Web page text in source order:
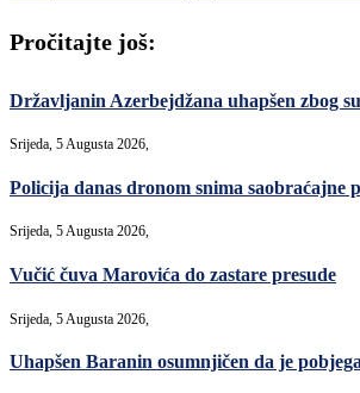
Pročitajte još:
Državljanin Azerbejdžana uhapšen zbog
Srijeda, 5 Augusta 2026,
Policija danas dronom snima
Srijeda, 5 Augusta 2026,
Vučić čuva Marovića do zastare presude
Srijeda, 5 Augusta 2026,
Uhapšen Baranin osumnjičen da je